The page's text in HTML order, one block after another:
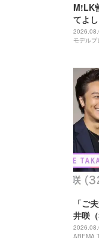
M!LK
てよ
ッツ
モデルプ
「ご
井咲
開
ABEMA